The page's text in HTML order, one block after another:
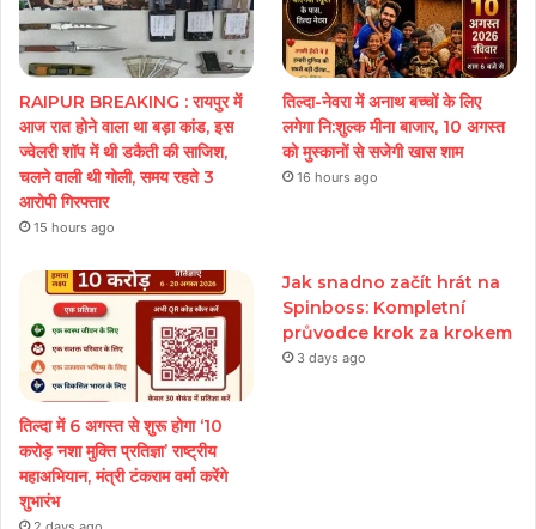
RAIPUR BREAKING : रायपुर में
आज रात होने वाला था बड़ा कांड, इस
ज्वेलरी शॉप में थी डकैती की साजिश,
चलने वाली थी गोली, समय रहते 3
आरोपी गिरफ्तार
15 hours ago
तिल्दा-नेवरा में अनाथ बच्चों के लिए
लगेगा नि:शुल्क मीना बाजार, 10 अगस्त
को मुस्कानों से सजेगी खास शाम
16 hours ago
तिल्दा में 6 अगस्त से शुरू होगा ‘10
करोड़ नशा मुक्ति प्रतिज्ञा’ राष्ट्रीय
महाअभियान, मंत्री टंकराम वर्मा करेंगे
शुभारंभ
Jak snadno začít hrát na
Spinboss: Kompletní
průvodce krok za krokem
3 days ago